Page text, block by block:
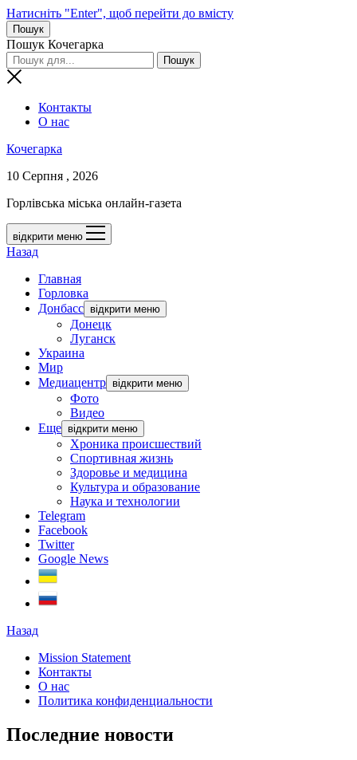
Натисніть "Enter", щоб перейти до вмісту
Пошук
Пошук Кочегарка
Контакты
О нас
Кочегарка
10 Серпня , 2026
Горлівська міська онлайн-газета
відкрити меню
Назад
Главная
Горловка
Донбасс відкрити меню
Донецк
Луганск
Украина
Мир
Медиацентр відкрити меню
Фото
Видео
Еще відкрити меню
Хроника происшествий
Спортивная жизнь
Здоровье и медицина
Культура и образование
Наука и технологии
Telegram
Facebook
Twitter
Google News
Назад
Mission Statement
Контакты
О нас
Политика конфиденциальности
Последние новости